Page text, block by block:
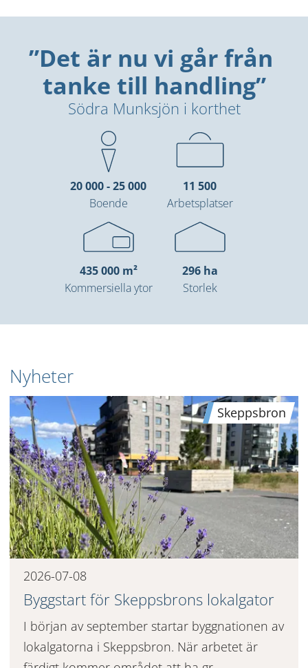
”Det är nu vi går från
tanke till handling”
Södra Munksjön i korthet
20 000 - 25 000
Boende
11 500
Arbetsplatser
435 000 m²
Kommersiella ytor
296 ha
Storlek
Nyheter
Skeppsbron
2026-07-08
Byggstart för Skeppsbrons lokalgator
I början av september startar byggnationen av
lokalgatorna i Skeppsbron. När arbetet är